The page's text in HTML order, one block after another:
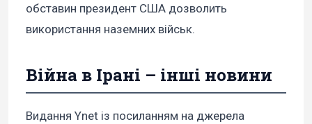
обставин президент США дозволить
використання наземних військ.
Війна в Ірані – інші новини
Видання Ynet із посиланням на джерела